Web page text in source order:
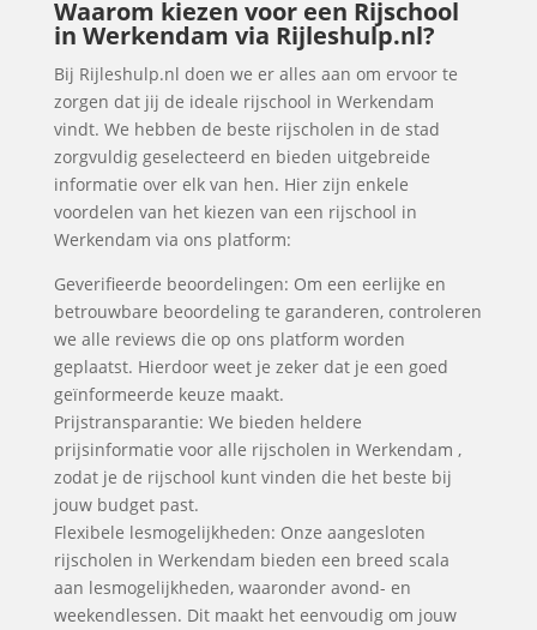
Waarom kiezen voor een Rijschool
in Werkendam via Rijleshulp.nl?
Bij Rijleshulp.nl doen we er alles aan om ervoor te
zorgen dat jij de ideale rijschool in Werkendam
vindt. We hebben de beste rijscholen in de stad
zorgvuldig geselecteerd en bieden uitgebreide
informatie over elk van hen. Hier zijn enkele
voordelen van het kiezen van een rijschool in
Werkendam via ons platform:
Geverifieerde beoordelingen: Om een eerlijke en
betrouwbare beoordeling te garanderen, controleren
we alle reviews die op ons platform worden
geplaatst. Hierdoor weet je zeker dat je een goed
geïnformeerde keuze maakt.
Prijstransparantie: We bieden heldere
prijsinformatie voor alle rijscholen in Werkendam ,
zodat je de rijschool kunt vinden die het beste bij
jouw budget past.
Flexibele lesmogelijkheden: Onze aangesloten
rijscholen in Werkendam bieden een breed scala
aan lesmogelijkheden, waaronder avond- en
weekendlessen. Dit maakt het eenvoudig om jouw